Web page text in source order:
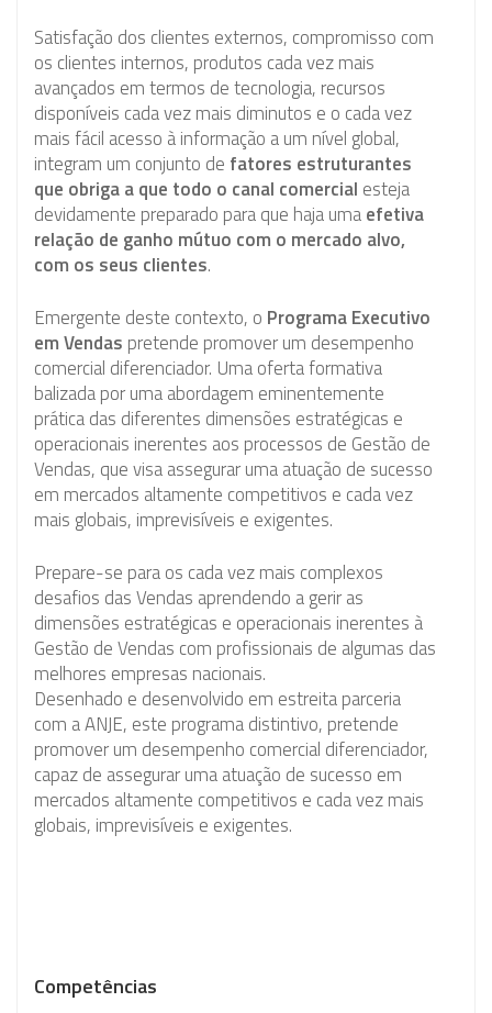
Satisfação dos clientes externos, compromisso com
os clientes internos, produtos cada vez mais
avançados em termos de tecnologia, recursos
disponíveis cada vez mais diminutos e o cada vez
mais fácil acesso à informação a um nível global,
integram um conjunto de fatores estruturantes
que obriga a que todo o canal comercial esteja
devidamente preparado para que haja umaefetiva
relação de ganho mútuo com o mercado alvo,
com os seus clientes.
Emergente deste contexto, o Programa Executivo
em Vendas pretende promover um desempenho
comercial diferenciador. Uma oferta formativa
balizada por uma abordagem eminentemente
prática das diferentes dimensões estratégicas e
operacionais inerentes aos processos de Gestão de
Vendas, que visa assegurar uma atuação de sucesso
em mercados altamente competitivos e cada vez
mais globais, imprevisíveis e exigentes.
Prepare-se para os cada vez mais complexos
desafios das Vendas aprendendo a gerir as
dimensões estratégicas e operacionais inerentes à
Gestão de Vendas com profissionais de algumas das
melhores empresas nacionais.
Desenhado e desenvolvido em estreita parceria
com a ANJE, este programa distintivo, pretende
promover um desempenho comercial diferenciador,
capaz de assegurar uma atuação de sucesso em
mercados altamente competitivos e cada vez mais
globais, imprevisíveis e exigentes.
Competências